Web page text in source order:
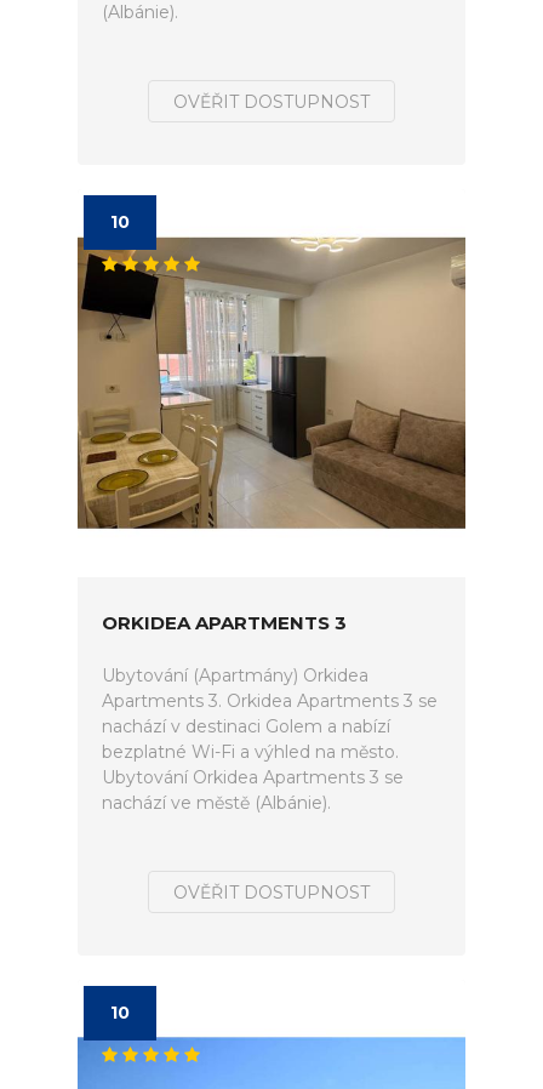
(Albánie).
OVĚŘIT DOSTUPNOST
10
ORKIDEA APARTMENTS 3
Ubytování (Apartmány) Orkidea
Apartments 3. Orkidea Apartments 3 se
nachází v destinaci Golem a nabízí
bezplatné Wi-Fi a výhled na město.
Ubytování Orkidea Apartments 3 se
nachází ve městě (Albánie).
OVĚŘIT DOSTUPNOST
10